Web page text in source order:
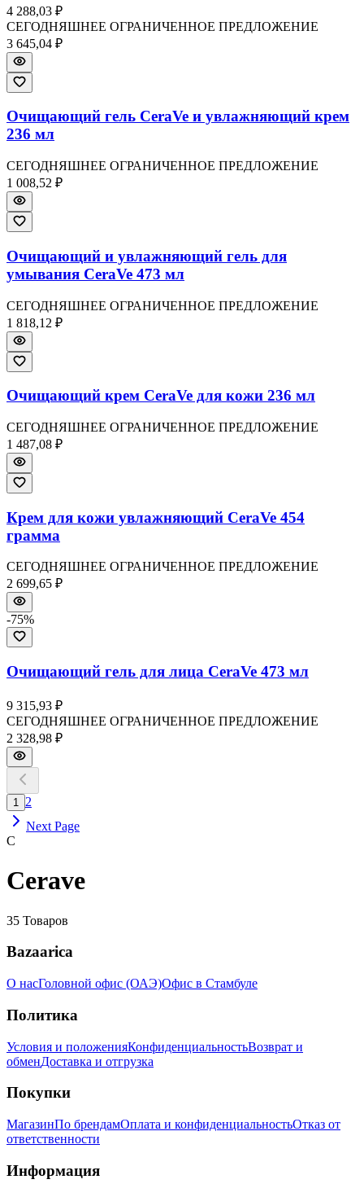
4 288,03 ₽
СЕГОДНЯШНЕЕ ОГРАНИЧЕННОЕ ПРЕДЛОЖЕНИЕ
3 645,04 ₽
Очищающий гель CeraVe и увлажняющий крем
236 мл
СЕГОДНЯШНЕЕ ОГРАНИЧЕННОЕ ПРЕДЛОЖЕНИЕ
1 008,52 ₽
Очищающий и увлажняющий гель для
умывания CeraVe 473 мл
СЕГОДНЯШНЕЕ ОГРАНИЧЕННОЕ ПРЕДЛОЖЕНИЕ
1 818,12 ₽
Очищающий крем CeraVe для кожи 236 мл
СЕГОДНЯШНЕЕ ОГРАНИЧЕННОЕ ПРЕДЛОЖЕНИЕ
1 487,08 ₽
Крем для кожи увлажняющий CeraVe 454
грамма
СЕГОДНЯШНЕЕ ОГРАНИЧЕННОЕ ПРЕДЛОЖЕНИЕ
2 699,65 ₽
-75%
Очищающий гель для лица CeraVe 473 мл
9 315,93 ₽
СЕГОДНЯШНЕЕ ОГРАНИЧЕННОЕ ПРЕДЛОЖЕНИЕ
2 328,98 ₽
1
2
Next Page
C
Cerave
35 Товаров
Bazaarica
О насГоловной офис (ОАЭ)Офис в Стамбуле
Политика
Условия и положенияКонфиденциальностьВозврат и
обменДоставка и отгрузка
Покупки
МагазинПо брендамОплата и конфиденциальностьОтказ от
ответственности
Информация